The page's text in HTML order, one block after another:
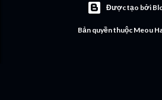
Được tạo bởi
Bản quyền thuộc Meou